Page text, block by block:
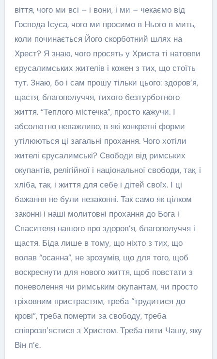
віття, чого ми всі – і вони, і ми – чекаємо від
Господа Ісуса, чого ми просимо в Нього в мить,
коли починається Його скорботний шлях на
Хрест? Я знаю, чого просять у Христа ті натовпи
єрусалимських жителів і кожен з тих, що стоїть
тут. Знаю, бо і сам прошу тільки цього: здоров’я,
щастя, благополуччя, тихого безтурботного
життя. “Теплого містечка”, просто кажучи. І
абсолютно неважливо, в які конкретні форми
утілюються ці загальні прохання. Чого хотіли
жителі єрусалимські? Свободи від римських
окупантів, релігійної і національної свободи, так, і
хліба, так, і життя для себе і дітей своїх. І ці
бажання не були незаконні. Так само як цілком
законні і наші молитовні прохання до Бога і
Спасителя нашого про здоров’я, благополуччя і
щастя. Біда лише в тому, що ніхто з тих, що
волав “осанна”, не зрозумів, що для того, щоб
воскреснути для нового життя, щоб повстати з
поневолення чи римським окупантам, чи просто
гріховним пристрастям, треба “трудитися до
крові”, треба померти за свободу, треба
співрозп’ястися з Христом. Треба пити Чашу, яку
Він п’є.